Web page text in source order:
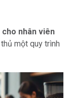
cho nhân viên
một quy trình